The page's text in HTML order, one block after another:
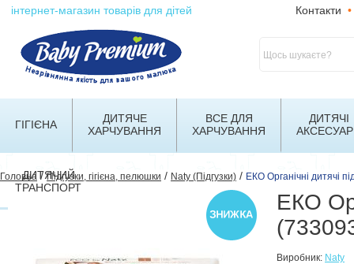
інтернет-магазин товарів для дітей Контакти •
ГІГІЄНА
ДИТЯЧЕ
ХАРЧУВАННЯ
ВСЕ ДЛЯ
ХАРЧУВАННЯ
ДИТЯЧІ
ДИТЯЧИЙ
ТРАНСПОРТ
Головна/Підгузки, гігієна, пелюшки / Naty (Підгузки) / ЕКО Органічні дитячі
ЕКО
Виробник: Naty